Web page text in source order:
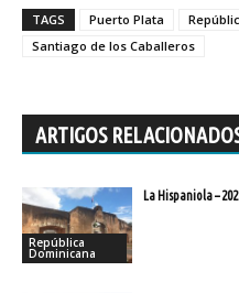
TAGS Puerto Plata
Santiago de los Caballeros
ARTIGOS
República
Dominicana
La Hispaniola –